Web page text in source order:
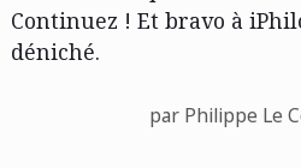
Continuez ! Et bravo à
déniché.
par Philippe Le